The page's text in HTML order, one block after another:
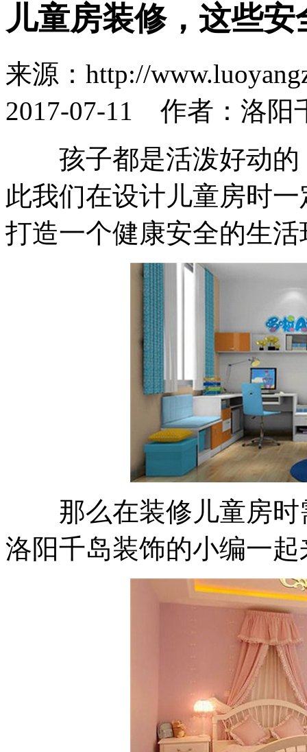
儿童房装修，这些
来源：http://
2017-07-11 作者：洛阳
孩子都是活泼好动的
此我们在设计儿童房时
打造一个健康安全的生活
那么在装修儿童房时
洛阳千岛装饰的小编一